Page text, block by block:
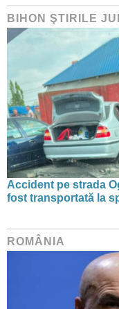
BIHON ŞTIRILE
Accident pe strada
fost transportată la
ROMÂNIA